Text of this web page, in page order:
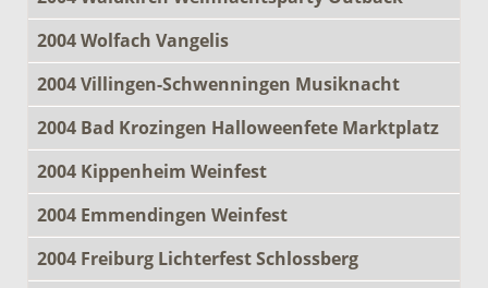
2004 Wolfach Vangelis
2004 Villingen-Schwenningen Musiknacht
2004 Bad Krozingen Halloweenfete Marktplatz
2004 Kippenheim Weinfest
2004 Emmendingen Weinfest
2004 Freiburg Lichterfest Schlossberg